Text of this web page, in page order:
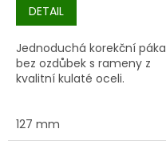
DETAIL
Jednoduchá korekční páka
bez ozdůbek s rameny z
kvalitní kulaté oceli.
127 mm